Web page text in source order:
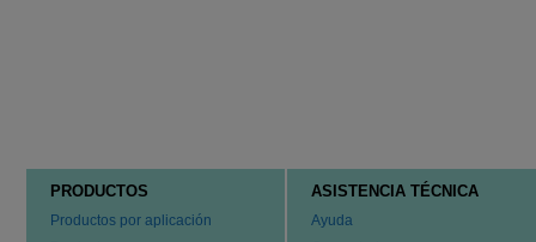
PRODUCTOS
Productos por aplicación
ASISTENCIA TÉCNICA
Ayuda